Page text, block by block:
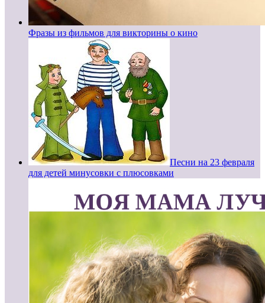
Фразы из фильмов для викторины о кино
Песни на 23 февраля
для детей минусовки с плюсовками